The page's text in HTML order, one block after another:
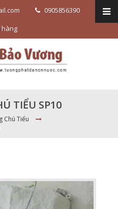
0905856390
hàng
TIỂU SP10
Chú Tiểu